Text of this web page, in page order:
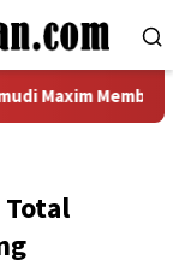
Membantu
Total